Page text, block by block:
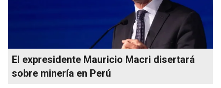
El expresidente Mauricio Macri disertará
sobre minería en Perú